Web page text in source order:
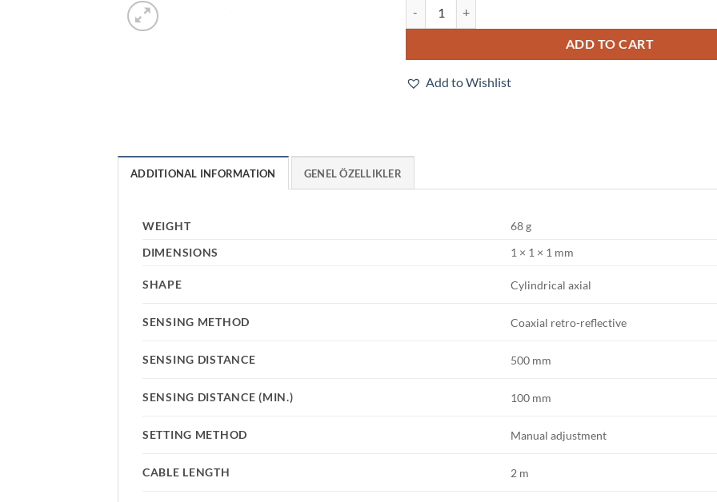
ADD TO CART
Add to Wishlist
ADDITIONAL INFORMATION GENEL ÖZELLIKLER
WEIGHT
68 g
DIMENSIONS
1 × 1 × 1 mm
SHAPE Cylindrical axial
SENSING METHOD Coaxial retro-reflective
SENSING DISTANCE 500 mm
SENSING DISTANCE (MIN.) 100 mm
SETTING METHOD Manual adjustment
CABLE LENGTH 2 m